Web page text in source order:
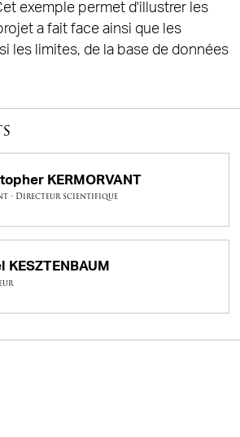
exemple permet d'illustrer les
a fait face ainsi que les
les limites, de la base de données
KERMORVANT
- Directeur scientifique
KESZTENBAUM